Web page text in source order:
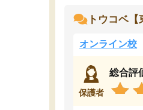
トウコベ
オンライン校
保護者
総合評